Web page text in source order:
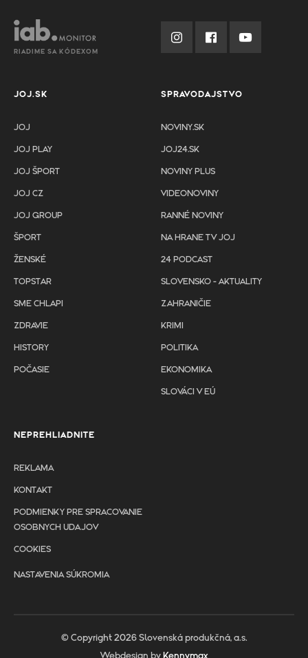
RIADIME SA KÓDEXOM
JOJ.SK
JOJ
JOJ PLAY
JOJ ŠPORT
JOJ CZ
JOJ GROUP
ŠPORT
ŽENSKÉ
TOPSTAR
SME CHLAPI
ZDRAVIE
HISTORY
POČASIE
SPRAVODAJSTVO
NOVINY.SK
JOJ24.SK
NOVINY PLUS
VIDEONOVINY
RANNÉ NOVINY
NA HRANE TV JOJ
24 PODCAST
SLOVENSKO - AKTUALITY
ZAHRANIČIE
KRIMI
POLITIKA
EKONOMIKA
SLOVÁCI V EÚ
NEPREHLIADNITE
REKLAMA
KONTAKT
PODMIENKY PRE SPRACOVANIE
OSOBNYCH UDAJOV
COOKIES
NASTAVENIA SÚKROMIA
© Copyright 2026 Slovenská produkčná, a.s.
Webdesign by Kennymax